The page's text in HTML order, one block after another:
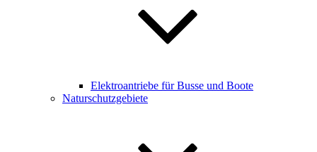
Elektroantriebe für Busse und Boote
Naturschutzgebiete